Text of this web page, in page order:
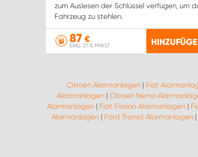
zum Auslesen der Schlüssel verfügen, um
Fahrzeug zu stehlen.
87 €
EXKL. 21 % MWST.
Citroën Alarmanlagen| Fiat
Alarmanlagen | Citroën Nemo
Alarmanlagen| Fiat Fiorino Alarmanlagen|
Alarmanlagen | Ford Transit Alarmanlagen |